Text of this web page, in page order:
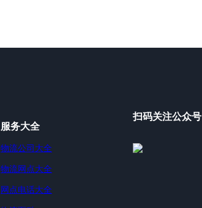
服务大全
物流公司大全
物流网点大全
网点电话大全
扫码关注公众号